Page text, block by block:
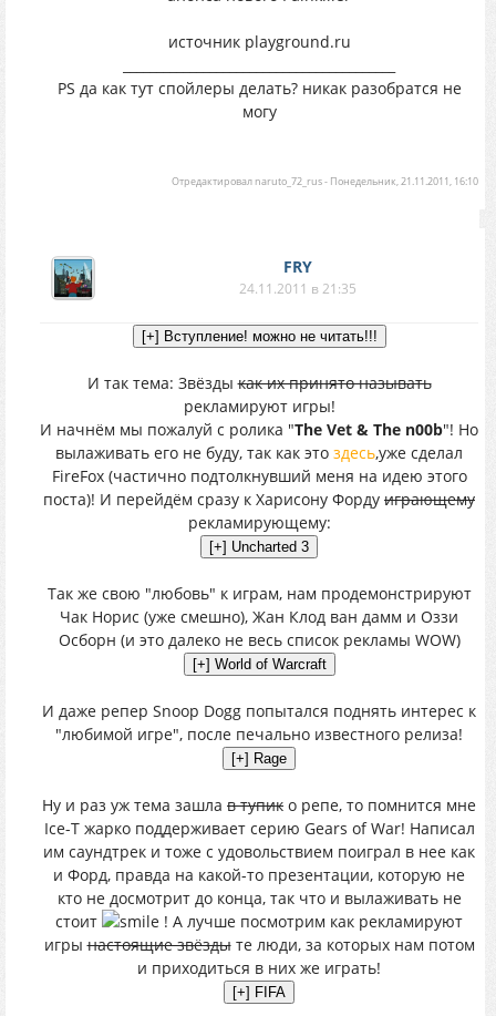
источник playground.ru
PS да как тут спойлеры делать? никак разобратся не
могу
Отредактировал naruto_72_rus- Понедельник, 21.11.2011, 16:10
FRY
24.11.2011 в 21:35
И так тема: Звёздыкак их принято называть
рекламируют игры!
И начнём мы пожалуй с ролика "The Vet & The n00b"! Но
вылаживать его не буду, так как это здесь,уже сделал
FireFox (частично подтолкнувший меня на идею этого
поста)! И перейдём сразу к Харисону Форду играющему
рекламирующему:
Так же свою "любовь" к играм, нам продемонстрируют
Чак Норис (уже смешно), Жан Клод ван дамм и Оззи
Осборн (и это далеко не весь список рекламы WOW)
И даже репер Snoop Dogg попытался поднять интерес к
"любимой игре", после печально известного релиза!
Ну и раз уж тема зашла в тупик о репе, то помнится мне
Ice-T жарко поддерживает серию Gears of War! Написал
им саундтрек и тоже с удовольствием поиграл в нее как
и Форд, правда на какой-то презентации, которую не
кто не досмотрит до конца, так что и вылаживать не
стоит
! А лучше посмотрим как рекламируют
игрынастоящие звёздыте люди, за которых нам потом
и приходиться в них же играть!